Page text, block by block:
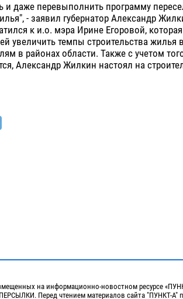
даже перевыполнить программу
- заявил губернатор Александр
к и.о. мэра Ирине Егоровой,
увеличить темпы строительства жилья
в районах области. Также с учетом
Александр Жилкин настоял на
на информационно-новостном ресурсе
Перед чтением материалов сайта "ПУНКТ-А"